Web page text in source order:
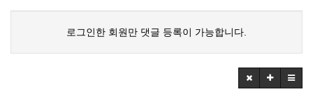
로그인한 회원만 댓글 등록이 가능합니다.